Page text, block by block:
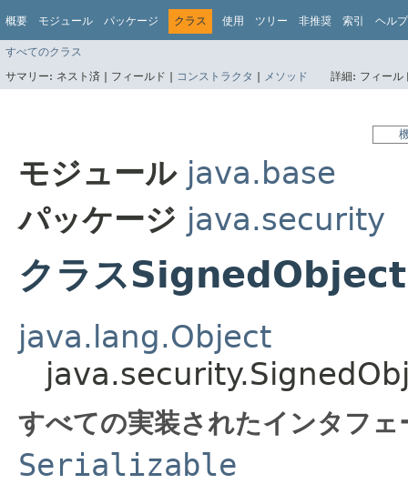
概要 モジュール パッケージ クラス 使用 ツリー 非推奨 索引 ヘルプ
すべてのクラス
サマリー: ネスト済 | フィールド | コンストラクタ | メソッド 詳細: フィー
モジュール java.base
パッケージ java.security
クラスSignedObject
java.lang.Object
すべての実装されたインタフ
Serializable